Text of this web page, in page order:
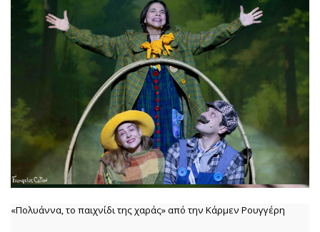
«Πολυάννα, το παιχνίδι της χαράς» από την Κάρμεν Ρουγγέρη